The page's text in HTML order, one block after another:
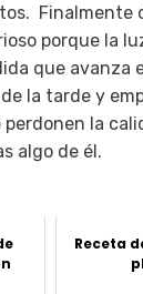
Finalmente
porque la
que
la tarde y
la
algo de él.
Receta